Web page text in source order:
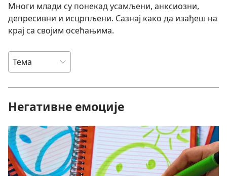
Многи млади су понекад усамљени, анксиозни,
депресивни и исцрпљени. Сазнај како да изађеш на
крај са својим осећањима.
Негативне емоције